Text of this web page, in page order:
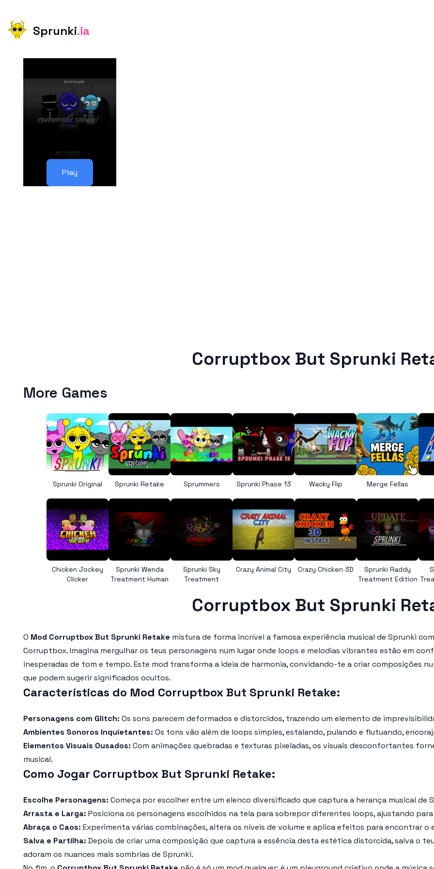
Sprunki.la
Play
Corruptbox But Sprunki
More Games
Sprunki Original Sprunki Retake Sprummers Sprunki Phase 13 Wacky Flip Merge Fellas
Chicken Jockey
Clicker
Sprunki Wenda
Treatment Human
Sprunki Sky
Treatment
Crazy Animal City Crazy Chicken 3D
Sprunki Raddy
Treatment Edition
Corruptbox But Sprunki
O Mod Corruptbox But Sprunki Retake mistura de forma incrível a famosa experiência musical de Sprunki
Corruptbox. Imagina mergulhar os teus personagens num lugar onde loops e melodias vibrantes estão em
inesperadas de tom e tempo. Este mod transforma a ideia de harmonia, convidando-te a criar composições
que podem sugerir significados ocultos.
Características do Mod Corruptbox But Sprunki Retake:
Personagens com Glitch: Os sons parecem deformados e distorcidos, trazendo um elemento de
Ambientes Sonoros Inquietantes: Os tons vão além de loops simples, estalando, pulando e flutuando,
Elementos Visuais Ousados: Com animações quebradas e texturas pixeladas, os visuais desconfortantes
musical.
Como Jogar Corruptbox But Sprunki Retake:
Escolhe Personagens: Começa por escolher entre um elenco diversificado que captura a herança musical
Arrasta e Larga: Posiciona os personagens escolhidos na tela para sobrepor diferentes loops, ajustando
Abraça o Caos: Experimenta várias combinações, altera os níveis de volume e aplica efeitos para encontrar
Salva e Partilha: Depois de criar uma composição que captura a essência desta estética distorcida, salva o
adoram os nuances mais sombrias de Sprunki.